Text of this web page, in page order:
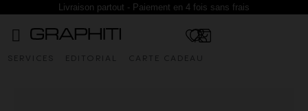
Livraison partout - Paiement en 4 fois sans frais
SERVICES EDITORIAL CARTE CADEAU